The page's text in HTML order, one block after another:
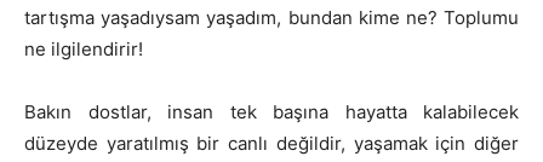
tartışma yaşadıysam yaşadım, bundan kime ne? Toplumu
ne ilgilendirir!
Bakın dostlar, insan tek başına hayatta kalabilecek
düzeyde yaratılmış bir canlı değildir, yaşamak için diğer